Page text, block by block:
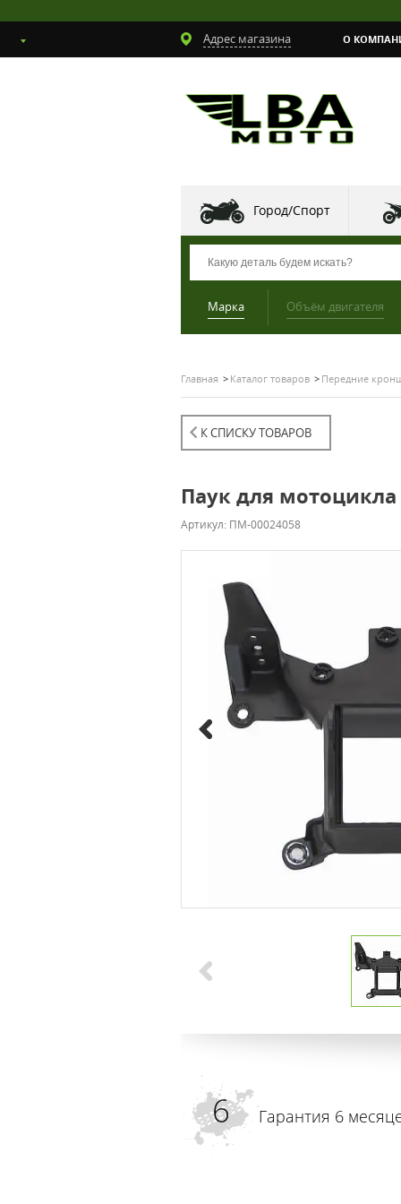
Адрес магазина О
Город/Спорт
Марка Объём двигателя
Главная Каталог товаров Передние
К СПИСКУ ТОВАРОВ
Паук для мотоцикла
Артикул: ПМ-00024058
Гарантия 6